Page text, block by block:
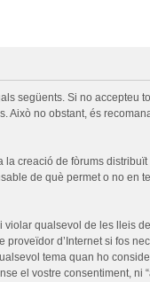
següents. Si no
no obstant, és
la creació de fòrums distribuït
de què permet o no en
qualsevol de les lleis
d’Internet si fos
tema quan ho
el vostre consentiment, ni